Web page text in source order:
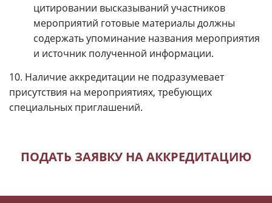
цитировании высказываний участников
мероприятий готовые материалы должны
содержать упоминание названия мероприятия
и источник полученной информации.
10. Наличие аккредитации не подразумевает
присутствия на мероприятиях, требующих
специальных приглашений.
ПОДАТЬ ЗАЯВКУ НА АККРЕДИТАЦИЮ